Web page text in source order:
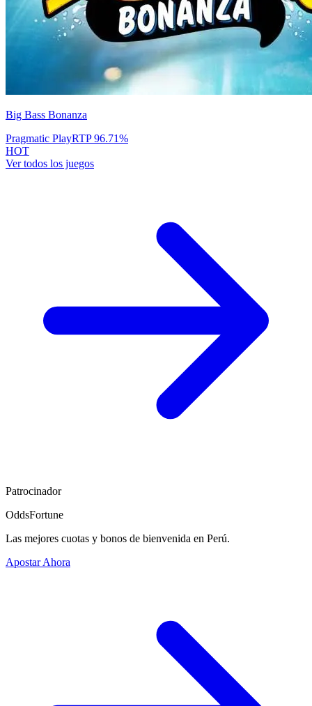
Big Bass Bonanza
Pragmatic PlayRTP96.71%
HOT
Ver todos los juegos
Patrocinador
OddsFortune
Las mejores cuotas y bonos de bienvenida en Perú.
Apostar Ahora